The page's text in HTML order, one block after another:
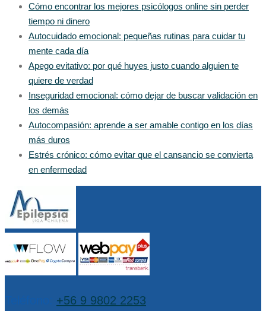
Cómo encontrar los mejores psicólogos online sin perder
tiempo ni dinero
Autocuidado emocional: pequeñas rutinas para cuidar tu
mente cada día
Apego evitativo: por qué huyes justo cuando alguien te
quiere de verdad
Inseguridad emocional: cómo dejar de buscar validación en
los demás
Autocompasión: aprende a ser amable contigo en los días
más duros
Estrés crónico: cómo evitar que el cansancio se convierta
en enfermedad
+56 9 9802 2253